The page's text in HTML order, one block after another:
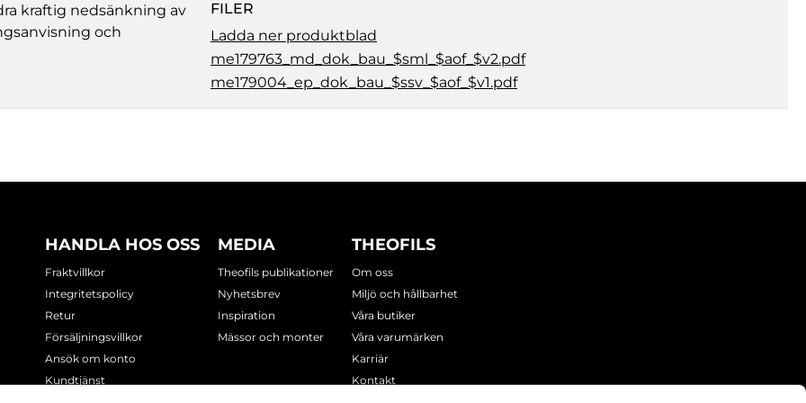
kraftig nedsänkning av
och
FILER
Ladda ner produktblad
me179763_md_dok_bau_$sml_$aof_$v2.pdf
me179004_ep_dok_bau_$ssv_$aof_$v1.pdf
HANDLA HOS OSS
Fraktvillkor
Integritetspolicy
Retur
Försäljningsvillkor
Ansök om konto
Kundtjänst
MEDIA
Theofils publikationer
Nyhetsbrev
Inspiration
Mässor och monter
THEOFILS
Om oss
Miljö och hållbarhet
Våra butiker
Våra varumärken
Karriär
Kontakt